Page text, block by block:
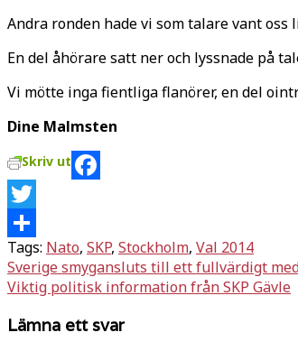
Andra ronden hade vi som talare vant oss
En del åhörare satt ner och lyssnade på
Vi mötte inga fientliga flanörer, en del
Dine Malmsten
Skriv ut
Facebook
Twitter
Dela
Tags: Nato, SKP, Stockholm, Val 2014
Inläggsnavigering
Sverige smygansluts till ett fullvärdigt
Viktig politisk information från SKP Gävle
Lämna ett svar